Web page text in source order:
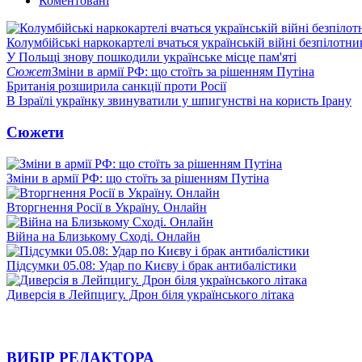
Колумбійські наркокартелі вчаться українській війні
У Польщі знову пошкодили українське місце пам'яті
СюжетЗміни в армії РФ: що стоїть за рішенням Путіна
Британія розширила санкції проти Росії
В Ізраїлі українку звинуватили у шпигунстві на користь Ірану
Сюжети
Зміни в армії РФ: що стоїть за рішенням Путіна
Вторгнення Росії в Україну. Онлайн
Війна на Близькому Сході. Онлайн
Підсумки 05.08: Удар по Києву і брак антибалістики
Диверсія в Лейпцигу. Дрон біля українського літака
ВИБІР РЕДАКТОРА